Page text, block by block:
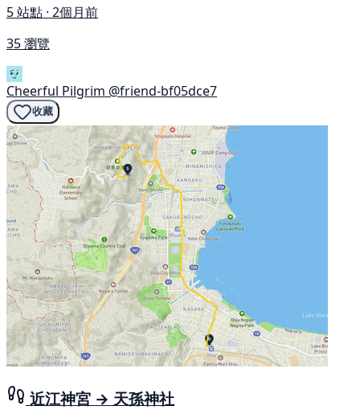
5 站點 · 2個月前
35 瀏覽
Cheerful Pilgrim @friend-bf05dce7
收藏
近江神宮 → 天孫神社